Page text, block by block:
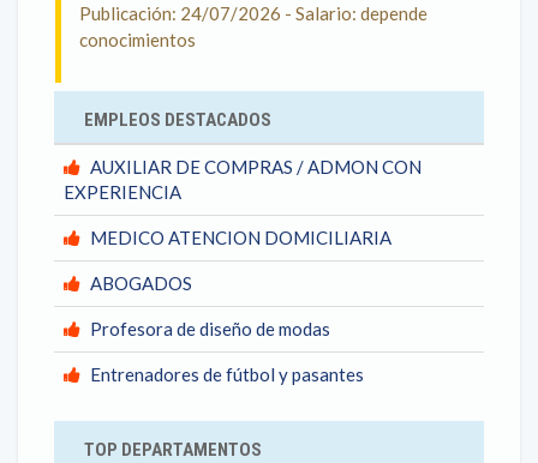
Publicación: 24/07/2026 - Salario: depende
conocimientos
EMPLEOS DESTACADOS
AUXILIAR DE COMPRAS / ADMON CON
EXPERIENCIA
MEDICO ATENCION DOMICILIARIA
ABOGADOS
Profesora de diseño de modas
Entrenadores de fútbol y pasantes
TOP DEPARTAMENTOS